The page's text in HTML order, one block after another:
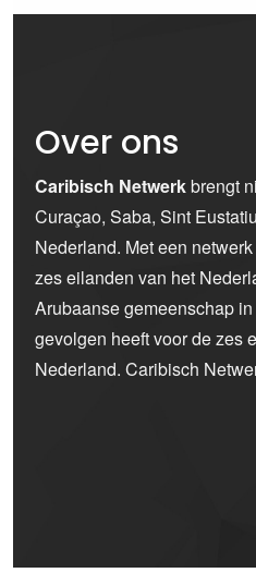
Over ons
Caribisch Netwerkbrengt
Curaçao, Saba, Sint
Nederland. Met een
zes eilanden van het
Arubaanse gemeenschap
gevolgen heeft voor de zes
Nederland. Caribisch